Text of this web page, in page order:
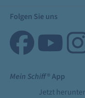
Folgen Sie uns
Mein Schiff® App
Jetzt